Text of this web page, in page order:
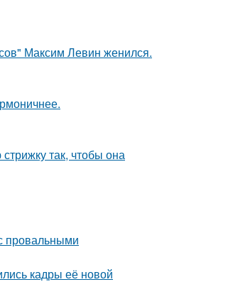
Максим Левин женился.
так, чтобы она
провальными
кадры её новой